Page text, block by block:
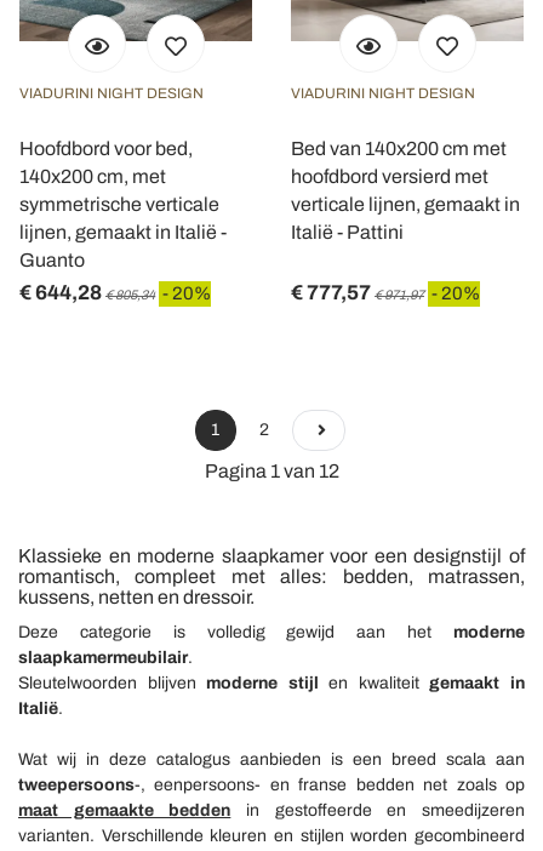
VIADURINI NIGHT DESIGN
Hoofdbord voor bed,
140x200 cm, met
symmetrische verticale
lijnen, gemaakt in Italië -
Guanto
€ 644,28 € 805,34 - 20%
VIADURINI NIGHT DESIGN
Bed van 140x200 cm met
hoofdbord versierd met
verticale lijnen, gemaakt in
Italië - Pattini
€ 777,57 € 971,97 - 20%
1 2
Pagina 1 van 12
Klassieke en moderne slaapkamer voor een designstijl of
romantisch, compleet met alles: bedden, matrassen,
kussens, netten en dressoir.
Deze categorie is volledig gewijd aan het moderne
slaapkamermeubilair.
Sleutelwoorden blijvenmoderne stijl en kwaliteitgemaakt in
Italië.
Wat wij in deze catalogus aanbieden is een breed scala aan
tweepersoons-, eenpersoons- en franse bedden net zoals op
maat gemaakte bedden in gestoffeerde en smeedijzeren
varianten. Verschillende kleuren en stijlen worden gecombineerd